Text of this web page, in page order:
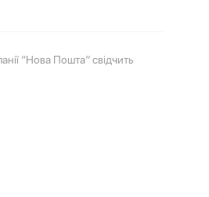
“Нова Пошта” свідчить